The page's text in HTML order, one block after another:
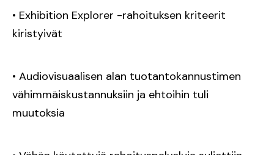
• Exhibition Explorer -rahoituksen kriteerit
kiristyivät
• Audiovisuaalisen alan tuotantokannustimen
vähimmäiskustannuksiin ja ehtoihin tuli
muutoksia